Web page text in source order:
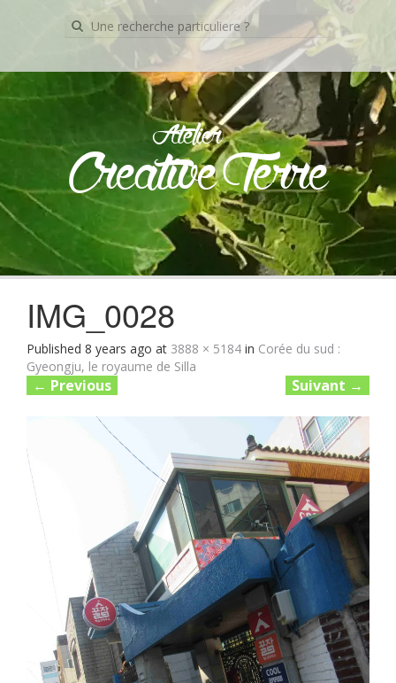
Recherche
pour:
Atelier
Creative Terre
Skip
to
IMG_0028
Published 8 years ago at 3888 × 5184 in Corée du sud :
Gyeongju, le royaume de Silla
← Previous Suivant →